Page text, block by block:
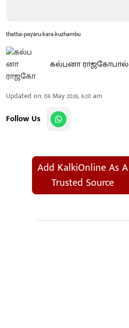
thattai-payaru-kara-kuzhambu
கல்பனா ராஜகோபால்
Updated on:06 May 2026, 6:20 am
Follow Us
Add KalkiOnline As A
Trusted Source